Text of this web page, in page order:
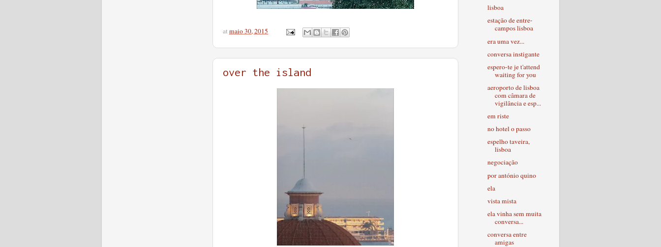
atmaio 30, 2015
over the island
lisboa
estação de entre-
campos lisboa
era uma vez...
conversa instigante
espero-te je t'attend
waiting for you
aeroporto de lisboa
com câmara de
vigilância e esp...
em riste
no hotel o passo
espelho taveira,
lisboa
negociação
por antónio quino
ela
vista mista
ela vinha sem muita
conversa...
conversa entre
amigas